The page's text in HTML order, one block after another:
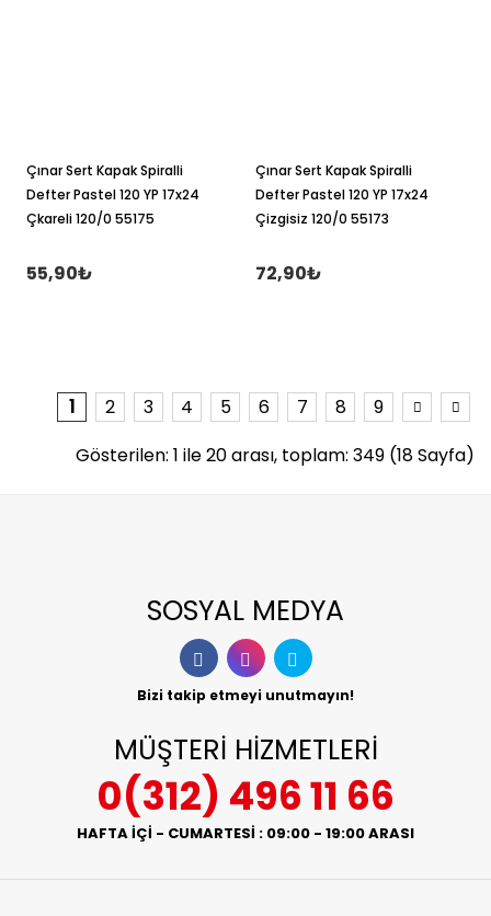
Çınar Sert Kapak Spiralli
Defter Pastel 120 YP 17x24
Çkareli 120/0 55175
55,90₺
Çınar Sert Kapak Spiralli
Defter Pastel 120 YP 17x24
Çizgisiz 120/0 55173
72,90₺
1 2 3 4 5 6 7 8
9
Gösterilen: 1 ile 20 arası, toplam: 349 (18 Sayfa)
SOSYAL MEDYA
Bizi takip etmeyi unutmayın!
MÜŞTERİ HİZMETLERİ
0(312) 496 11 66
HAFTA İÇİ - CUMARTESİ : 09:00 - 19:00 ARASI